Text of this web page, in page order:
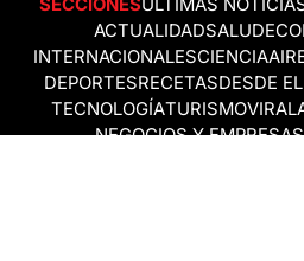
SECCIONESÚLTIMAS
ACTUALIDADSALUD
INTERNACIONALESCIENCIA
DEPORTESRECETASDESDE
TECNOLOGÍATURISMOVIRAL
NEGOCIOS Y EMPRESAS